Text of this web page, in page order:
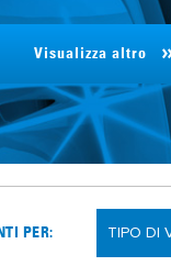
Visualizza altro
PER: TIPO DI